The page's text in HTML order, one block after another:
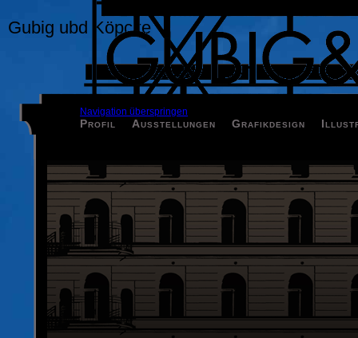
Gubig ubd Köpcke
Navigation überspringen
Profil Ausstellungen Grafikdesign